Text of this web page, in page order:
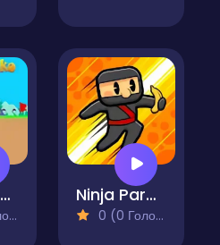
Chinu Neko Ninja Parakite
0 (0 Голосів)